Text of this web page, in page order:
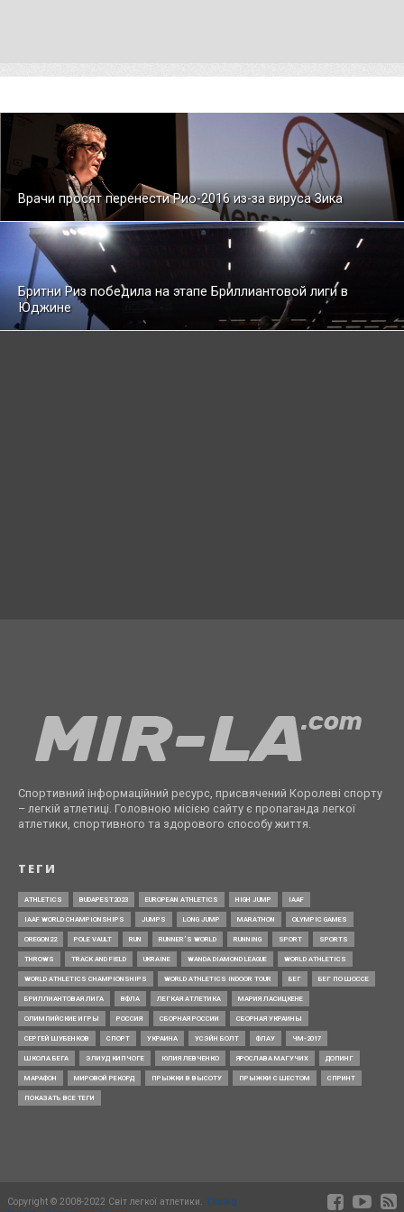
Врачи просят перенести Рио-2016 из-за вируса Зика
Бритни Риз победила на этапе Бриллиантовой лиги в
Юджине
Спортивний інформаційний ресурс, присвячений Королеві спорту
– легкій атлетиці. Головною місією сайту є пропаганда легкої
атлетики, спортивного та здорового способу життя.
ТЕГИ
ATHLETICS BUDAPEST2023 EUROPEAN ATHLETICS HIGH JUMP IAAF
IAAF WORLD CHAMPIONSHIPS JUMPS LONG JUMP MARATHON OLYMPIC GAMES
OREGON22 POLE VAULT RUN RUNNER’S WORLD RUNNING SPORT SPORTS
THROWS TRACK AND FIELD UKRAINE WANDA DIAMOND LEAGUE WORLD ATHLETICS
WORLD ATHLETICS CHAMPIONSHIPS WORLD ATHLETICS INDOOR TOUR БЕГ БЕГ ПО ШОССЕ
БРИЛЛИАНТОВАЯ ЛИГА ВФЛА ЛЕГКАЯ АТЛЕТИКА МАРИЯ ЛАСИЦКЕНЕ
ОЛИМПИЙСКИЕ ИГРЫ РОССИЯ СБОРНАЯ РОССИИ СБОРНАЯ УКРАИНЫ
СЕРГЕЙ ШУБЕНКОВ СПОРТ УКРАИНА УСЭЙН БОЛТ ФЛАУ ЧМ-2017
ШКОЛА БЕГА ЭЛИУД КИПЧОГЕ ЮЛИЯ ЛЕВЧЕНКО ЯРОСЛАВА МАГУЧИХ ДОПИНГ
МАРАФОН МИРОВОЙ РЕКОРД ПРЫЖКИ В ВЫСОТУ ПРЫЖКИ С ШЕСТОМ СПРИНТ
ПОКАЗАТЬ ВСЕ ТЕГИ
Copyright © 2008-2022 Світ легкої атлетики. Timing